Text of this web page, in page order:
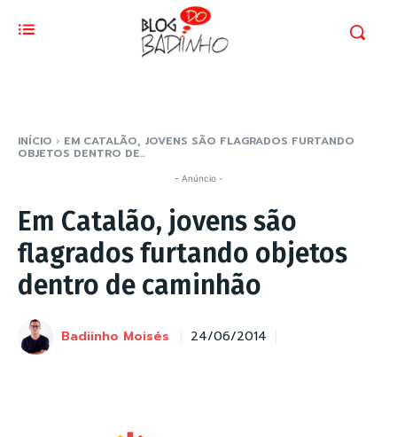
INÍCIO EM CATALÃO, JOVENS SÃO FLAGRADOS FURTANDO
OBJETOS DENTRO DE...
- Anúncio -
Em Catalão, jovens são
flagrados furtando objetos
dentro de caminhão
Badiinho Moisés 24/06/2014